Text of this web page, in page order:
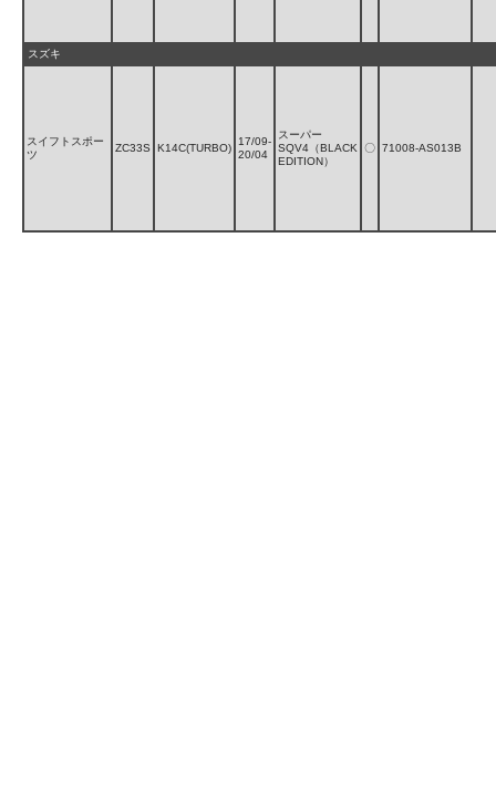
スズキ
スイフトスポー
ツ
ZC33S K14C(TURBO)
17/09-
20/04
スーパー
SQV4（BLACK
EDITION）
〇 71008-AS013B